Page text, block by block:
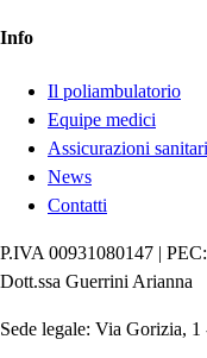
Info
Il poliambulatorio
Equipe medici
Assicurazioni
News
Contatti
P.IVA 00931080147 |
Dott.ssa Guerrini Arianna
Sede legale: Via Gorizia,